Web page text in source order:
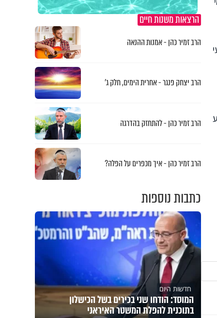
הרצאות משנות חיים
הרב זמיר כהן - אמנות ההנאה
הרב יצחק פנגר - אחרית הימים, חלק ג’
הרב זמיר כהן - להתחזק בהדרגה
הרב זמיר כהן - איך מכפרים על הפלה?
כתבות נוספות
חדשות היום
המוסד: הודחו שני בכירים בשל הכישלון
בתוכנית להפלת המשטר האיראני